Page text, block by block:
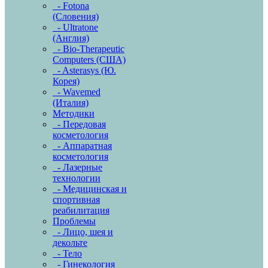
- Fotona
(Словения)
- Ultratone
(Англия)
- Bio-Therapeutic
Computers (США)
- Asterasys (Ю.
Корея)
- Wavemed
(Италия)
Методики
- Передовая
косметология
- Аппаратная
косметология
- Лазерные
технологии
- Медицинская и
спортивная
реабилитация
Проблемы
- Лицо, шея и
декольте
- Тело
- Гинекология